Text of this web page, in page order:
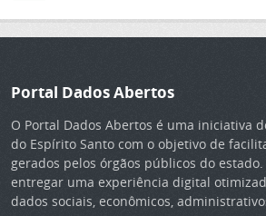
Portal Dados Abertos
O Portal Dados Abertos é uma iniciativa
do Espírito Santo com o objetivo de
gerados pelos órgãos públicos do
entregar uma experiência digital
dados sociais, econômicos,